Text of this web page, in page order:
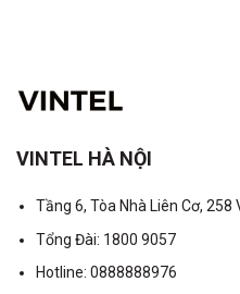
VINTEL HÀ NỘI
Tầng 6, Tòa Nhà Liên Cơ, 258
Tổng Đài: 1800 9057
Hotline: 0888888976